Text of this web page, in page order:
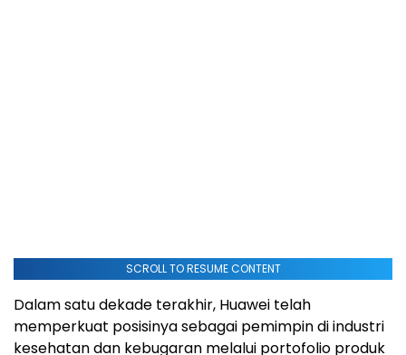
SCROLL TO RESUME CONTENT
Dalam satu dekade terakhir, Huawei telah
memperkuat posisinya sebagai pemimpin di industri
kesehatan dan kebugaran melalui portofolio produk